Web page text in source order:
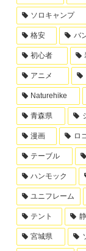
ソロキャンプ
格安 バ
初心者
アニメ
Naturehike
青森県
漫画 ロ
テーブル
ハンモック
ユニフレーム
テント
宮城県